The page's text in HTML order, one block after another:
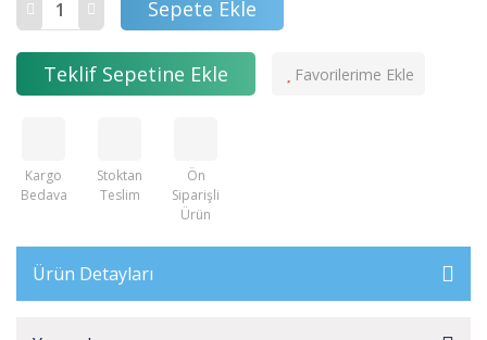
Sepete Ekle
Teklif Sepetine Ekle
Kargo
Bedava
Stoktan
Teslim
Ön
Siparişli
Ürün
Ürün Detayları